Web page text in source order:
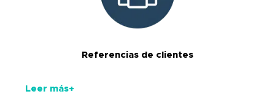
Referencias de clientes
Leer más+